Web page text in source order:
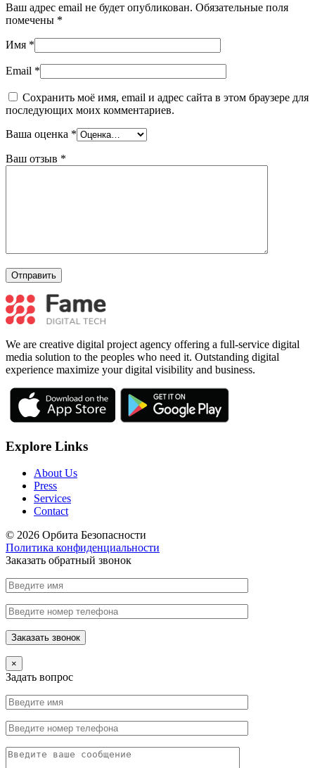
Ваш адрес email не будет опубликован. Обязательные поля
помечены *
Имя *
Email *
Сохранить моё имя, email и адрес сайта в этом браузере для
последующих моих комментариев.
Ваша оценка *
Ваш отзыв *
We are creative digital project agency offering a full-service digital
media solution to the peoples who need it. Outstanding digital
experience maximize your digital visibility and business.
Explore Links
About Us
Press
Services
Contact
© 2026 Орбита Безопасности
Политика конфиденциальности
Заказать обратный звонок
×
Задать вопрос